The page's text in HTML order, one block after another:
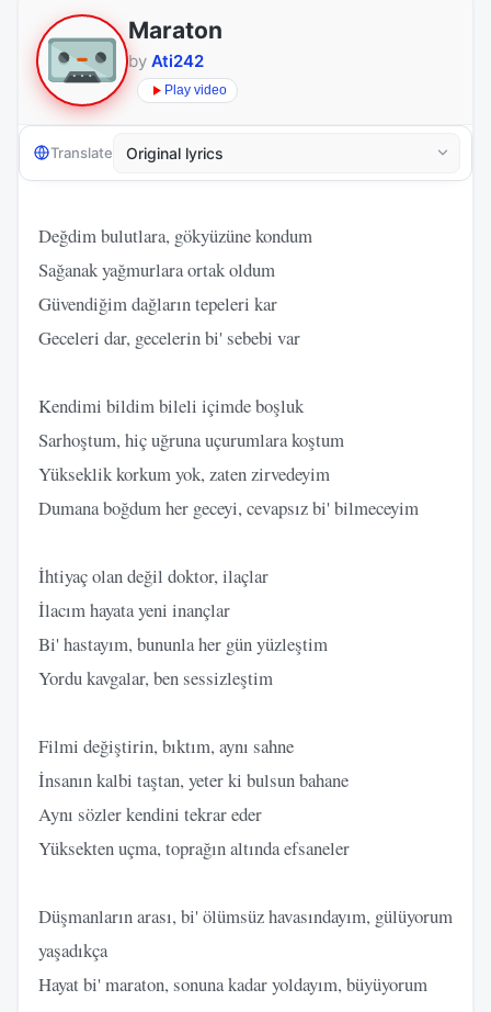
Maraton
by Ati242
Play video
Translate
Değdim bulutlara, gökyüzüne kondum
Sağanak yağmurlara ortak oldum
Güvendiğim dağların tepeleri kar
Geceleri dar, gecelerin bi' sebebi var
Kendimi bildim bileli içimde boşluk
Sarhoştum, hiç uğruna uçurumlara koştum
Yükseklik korkum yok, zaten zirvedeyim
Dumana boğdum her geceyi, cevapsız bi' bilmeceyim
İhtiyaç olan değil doktor, ilaçlar
İlacım hayata yeni inançlar
Bi' hastayım, bununla her gün yüzleştim
Yordu kavgalar, ben sessizleştim
Filmi değiştirin, bıktım, aynı sahne
İnsanın kalbi taştan, yeter ki bulsun bahane
Aynı sözler kendini tekrar eder
Yüksekten uçma, toprağın altında efsaneler
Düşmanların arası, bi' ölümsüz havasındayım, gülüyorum
yaşadıkça
Hayat bi' maraton, sonuna kadar yoldayım, büyüyorum